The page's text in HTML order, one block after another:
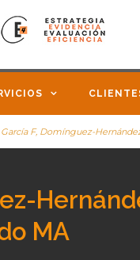
García F, Domínguez-
MA